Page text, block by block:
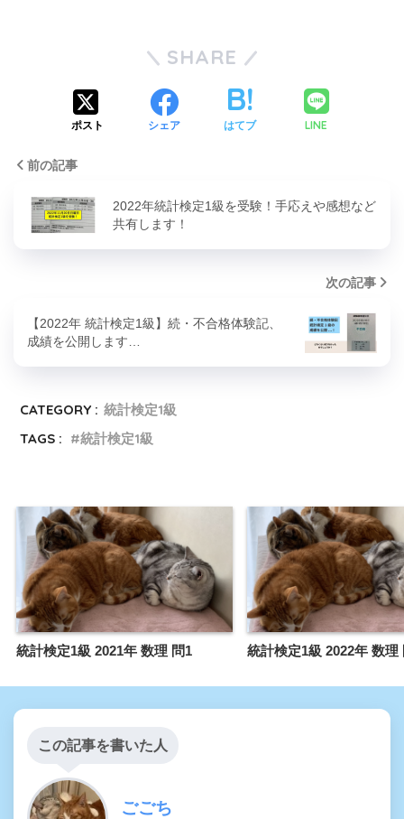
SHARE
ポスト シェア はてブ LINE
前の記事
2022年統計検定1級を受験！手応えや感想など
共有します！
次の記事
【2022年 統計検定1級】続・不合格体験記、
成績を公開します…
CATEGORY : 統計検定1級
TAGS :
統計検定1級
統計検定1級 2021年 数理 問1 統計検定1級 2022年 数理
この記事を書いた人
ごごち